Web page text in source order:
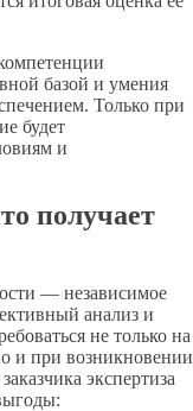
базой и умения
Только при
будет
и
получает
— независимое
анализ и
не только на
и при возникновении
экспертиза